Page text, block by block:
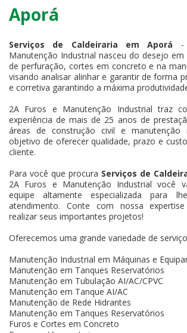
Aporá
Serviços de Caldeiraria em Aporá
Manutenção Industrial nasceu do desejo em
de perfuração, cortes em concreto e na
visando analisar alinhar e garantir de forma
e corretiva garantindo a máxima
2A Furos e Manutenção Industrial traz
experiência de mais de 25 anos de
áreas de construção civil e manutenção
objetivo de oferecer qualidade, prazo e
cliente.
Para você que procura Serviços de
2A Furos e Manutenção Industrial você
equipe altamente especializada para
atendimento. Conte com nossa
realizar seus importantes projetos!
Oferecemos uma grande variedade de
Manutenção Industrial em Máquinas e
Manutenção em Tanques Reservatórios
Manutenção em Tubulação AI/AC/CPVC
Manutenção em Tanque AI/AC
Manutenção de Rede Hidrantes
Manutenção em Tanques Reservatórios
Furos e Cortes em Concreto